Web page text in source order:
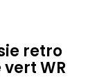
retro
WR